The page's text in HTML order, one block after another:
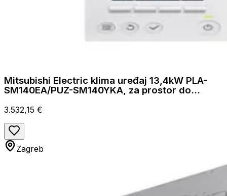
Mitsubishi Electric klima uređaj 13,4kW PLA-
SM140EA/PUZ-SM140YKA, za prostor do
3.532,15 €
Zagreb